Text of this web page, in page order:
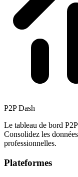
P2P Dash
Le tableau de bord
Consolidez les
professionnelles.
Plateformes